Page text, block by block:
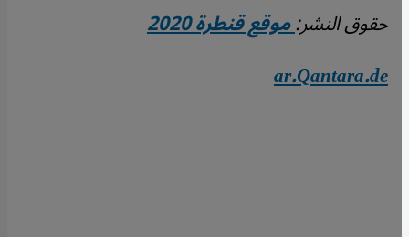
حقوق النشر:موقع قنطرة 2020
ar.Qantara.de